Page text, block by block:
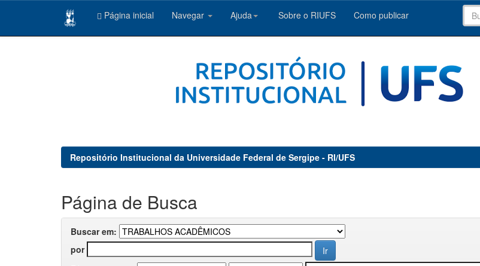
Página inicial Navegar Ajuda Sobre o RIUFS Como publicar
Repositório Institucional da Universidade Federal de Sergipe - RI/UFS
Página de Busca
Buscar em:
por